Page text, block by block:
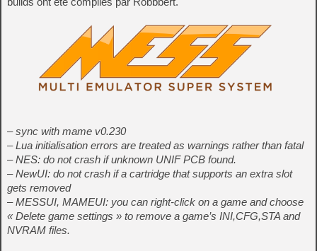
– sync with mame v0.230
– Lua initialisation errors are treated as warnings rather than fatal
– NES: do not crash if unknown UNIF PCB found.
– NewUI: do not crash if a cartridge that supports an extra slot
gets removed
– MESSUI, MAMEUI: you can right-click on a game and choose
« Delete game settings » to remove a game’s INI,CFG,STA and
NVRAM files.